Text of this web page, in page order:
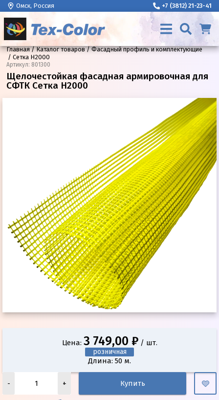
Омск, Россия +7 (3812) 21-23-41
Главная Каталог товаров
Фасадный профиль и комплектующие
Сетка H2000
Артикул: 801300
Щелочестойкая фасадная армировочная для
СФТК Сетка H2000
Цена: 3 749,00 ₽/ шт.
розничная
Длина: 50 м.
- + Купить